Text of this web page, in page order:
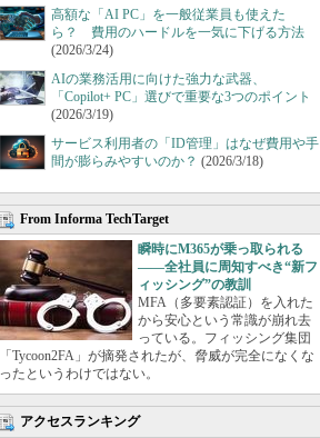
高額な「AI PC」を一般従業員も使えた
ら？ 費用のハードルを一気に下げる方法
(2026/3/24)
AIの業務活用に向けた強力な武器、
「Copilot+ PC」選びで重要な3つのポイント
(2026/3/19)
サービス利用者の「ID管理」はなぜ費用や手
間が膨らみやすいのか？ (2026/3/18)
From Informa TechTarget
瞬時にM365が乗っ取られる
――全社員に周知すべき“新フ
ィッシング”の教訓
MFA（多要素認証）を入れた
から安心という常識が崩れ去
っている。フィッシング集団
「Tycoon2FA」が摘発されたが、脅威が完全になくな
ったというわけではない。
アクセスランキング